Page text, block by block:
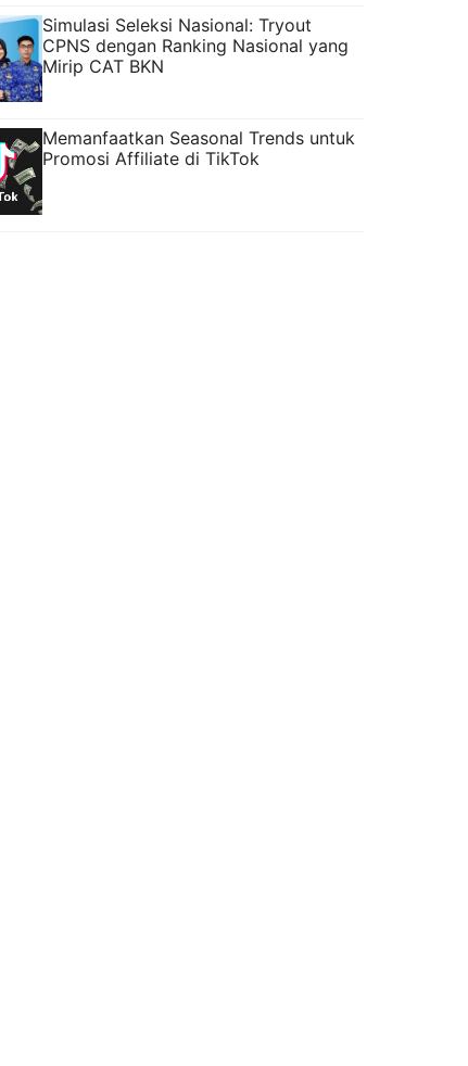
Simulasi Seleksi Nasional: Tryout
CPNS dengan Ranking Nasional yang
Mirip CAT BKN
Memanfaatkan Seasonal Trends untuk
Promosi Affiliate di TikTok